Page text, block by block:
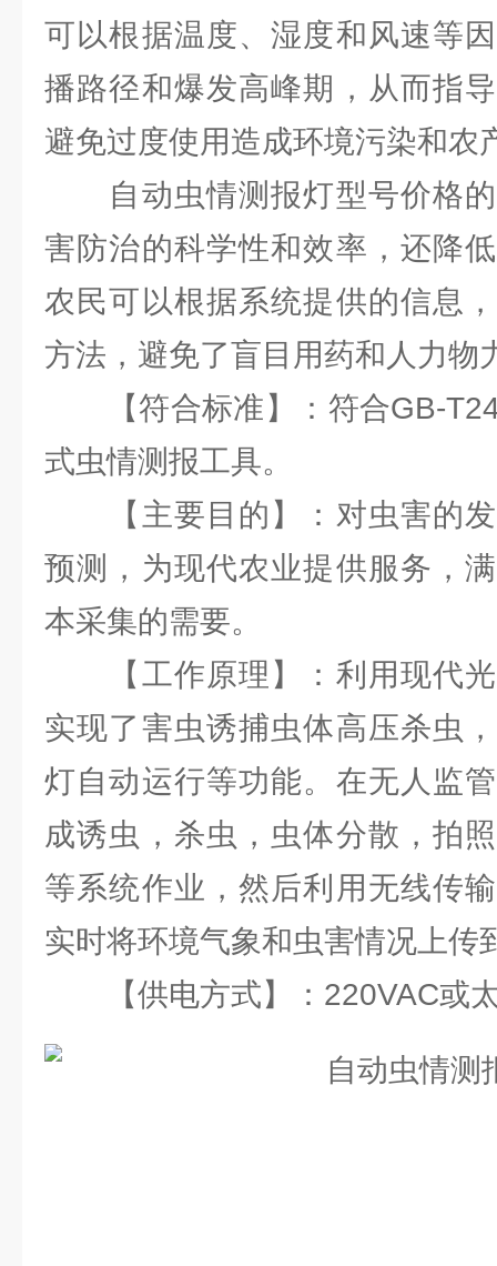
可以根据温度、湿度和风速等
播路径和爆发高峰期，从而指
避免过度使用造成环境污染和农
自动虫情测报灯型号价格的
害防治的科学性和效率，还降
农民可以根据系统提供的信息
方法，避免了盲目用药和人力物
【符合标准】：符合GB-
式虫情测报工具。
【主要目的】：对虫害的发
预测，为现代农业提供服务，
本采集的需要。
【工作原理】：利用现代光
实现了害虫诱捕虫体高压杀虫
灯自动运行等功能。在无人监
成诱虫，杀虫，虫体分散，拍
等系统作业，然后利用无线传
实时将环境气象和虫害情况上传
【供电方式】：220VAC或